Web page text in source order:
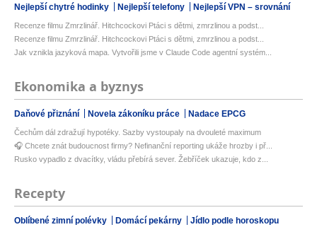
Nejlepší chytré hodinky Nejlepší telefony Nejlepší VPN – srovnání
Recenze filmu Zmrzlinář. Hitchcockovi Ptáci s dětmi, zmrzlinou a podst...
Recenze filmu Zmrzlinář. Hitchcockovi Ptáci s dětmi, zmrzlinou a podst...
Jak vznikla jazyková mapa. Vytvořili jsme v Claude Code agentní systém...
Ekonomika a byznys
Daňové přiznání Novela zákoníku práce Nadace EPCG
Čechům dál zdražují hypotéky. Sazby vystoupaly na dvouleté maximum
🎧 Chcete znát budoucnost firmy? Nefinanční reporting ukáže hrozby i př...
Rusko vypadlo z dvacítky, vládu přebírá sever. Žebříček ukazuje, kdo z...
Recepty
Oblíbené zimní polévky Domácí pekárny Jídlo podle horoskopu